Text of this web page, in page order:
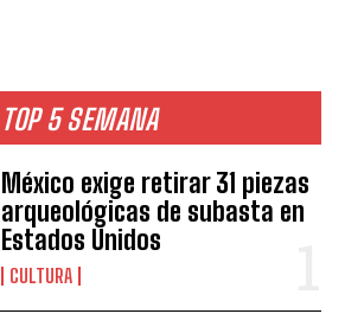
TOP 5 SEMANA
México exige retirar 31 piezas
arqueológicas de subasta en
Estados Unidos
CULTURA